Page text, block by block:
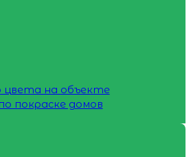
цвета на объекте
покраске домов